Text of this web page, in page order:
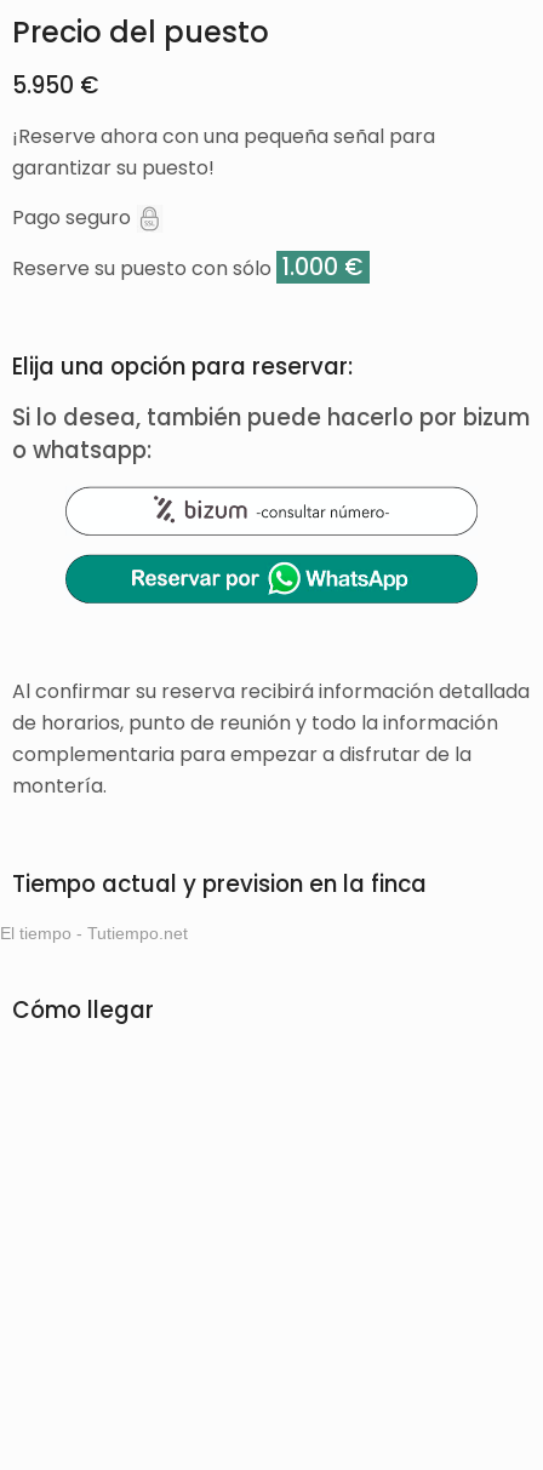
Precio del puesto
5.950 €
¡Reserve ahora con una pequeña señal para
garantizar su puesto!
Pago seguro
Reserve su puesto con sólo 1.000 €
Elija una opción para reservar:
Si lo desea, también puede hacerlo por bizum
o whatsapp:
Al confirmar su reserva recibirá información detallada
de horarios, punto de reunión y todo la información
complementaria para empezar a disfrutar de la
montería.
Tiempo actual y prevision en la finca
El tiempo - Tutiempo.net
Cómo llegar